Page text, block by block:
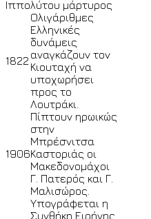
Ιππολύτου μάρτυρος
1822
Ολιγάριθμες
Ελληνικές
δυνάμεις
αναγκάζουν τον
Κιουταχή να
υποχωρήσει
προς το
Λουτράκι.
1906
Πίπτουν ηρωικώς
στην
Μπρέσνιτσα
Καστοριάς οι
Μακεδονομάχοι
Γ. Πατερός και Γ.
Μαλισώρος.
Υπογράφεται η
Συνθήκη Ειρήνης